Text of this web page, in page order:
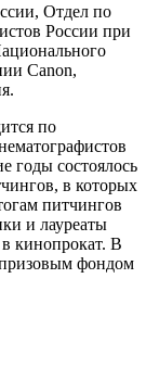
Отдел по
России при
Canon,
по
годы состоялось
, в которых
питчингов
и лауреаты
кинопрокат. В
фондом